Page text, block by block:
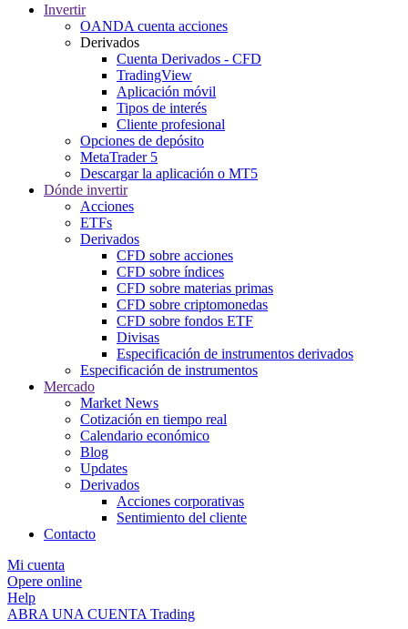
Invertir
OANDA cuenta acciones
Derivados
Cuenta Derivados - CFD
TradingView
Aplicación móvil
Tipos de interés
Cliente profesional
Opciones de depósito
MetaTrader 5
Descargar la aplicación o MT5
Dónde invertir
Acciones
ETFs
Derivados
CFD sobre acciones
CFD sobre índices
CFD sobre materias primas
CFD sobre criptomonedas
CFD sobre fondos ETF
Divisas
Especificación de instrumentos derivados
Especificación de instrumentos
Mercado
Market News
Cotización en tiempo real
Calendario económico
Blog
Updates
Derivados
Acciones corporativas
Sentimiento del cliente
Contacto
Mi cuenta
Opere online
Help
ABRA UNA CUENTA Trading